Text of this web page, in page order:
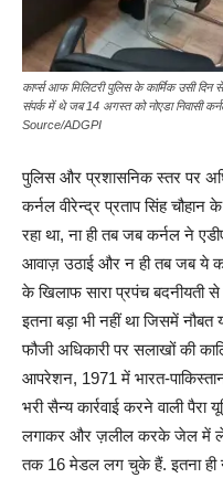
कार्प्स आफ मिलिटरी पुलिस के कार्मिक उसी
संपर्क में थे जब 14 अगस्त को नोएडा निवासी
Source/ADGPI
पुलिस और प्रशासनिक स्तर पर
कर्नल वीरेन्द्र प्रताप सिंह
रहा था, ना ही तब जब कर्नल ने
आवाज़ उठाई और न ही तब जब ये
के खिलाफ सारा प्रपंच बदनीयती से
इतना बड़ा भी नहीं था जिसमें नौबत
फौजी अधिकारी पर सलाखों की
आपरेशन, 1971 में भारत-
भरी सैन्य कार्रवाई करने वाली
लगाकर और ज़लील करके जेल में ले
तक 16 मेडल लग चुके हैं. इतना ही